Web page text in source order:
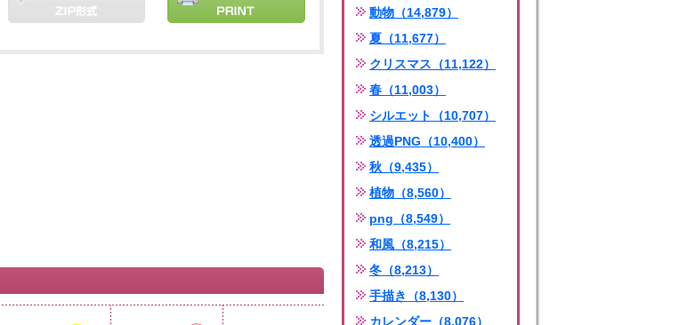
動物（14,879）
夏（11,677）
クリスマス（11,122）
春（11,003）
シルエット（10,707）
透過PNG（10,400）
秋（9,435）
植物（8,560）
png（8,549）
和風（8,215）
冬（8,213）
手描き（8,130）
カレンダー（8,076）